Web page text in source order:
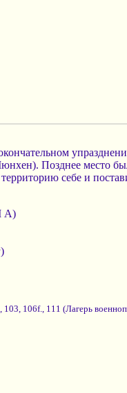
Позднее место
себе и
А)
106f., 111 (Лагерь